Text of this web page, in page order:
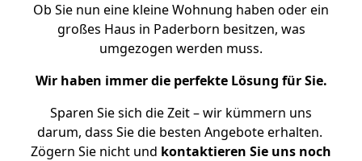
Ob Sie nun eine kleine Wohnung haben oder ein
großes Haus in Paderborn besitzen, was
umgezogen werden muss.
Wir haben immer die perfekte Lösung für Sie.
Sparen Sie sich die Zeit – wir kümmern uns
darum, dass Sie die besten Angebote erhalten.
Zögern Sie nicht und kontaktieren Sie uns noch